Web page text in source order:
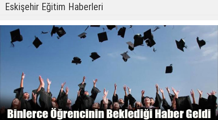
Eskişehir Eğitim Haberleri